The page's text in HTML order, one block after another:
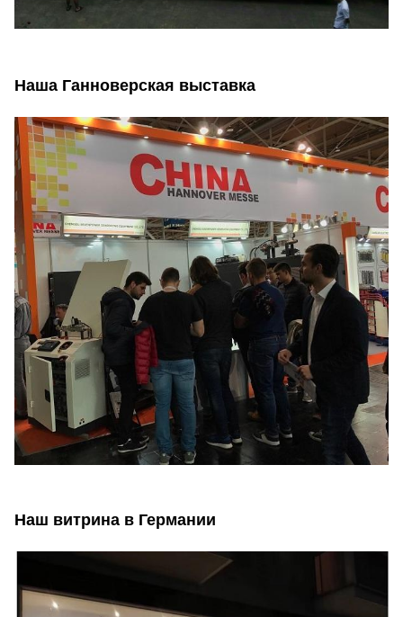
Наша Ганноверская выставка
Наш витрина в Германии